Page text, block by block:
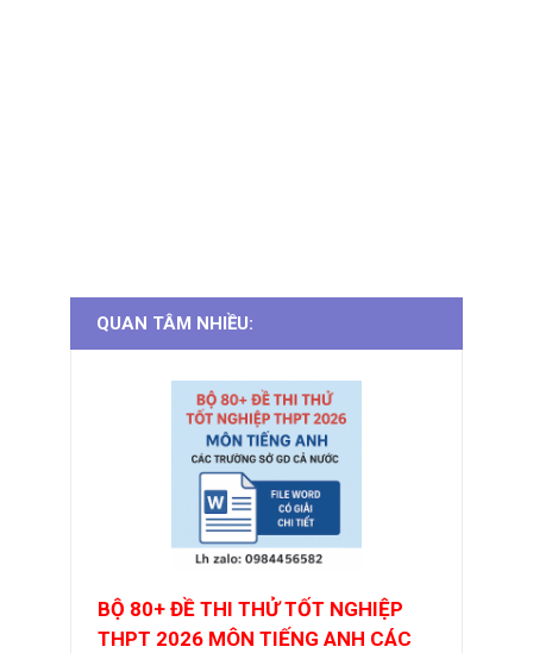
QUAN TÂM NHIỀU:
BỘ 80+ ĐỀ THI THỬ TỐT NGHIỆP
THPT 2026 MÔN TIẾNG ANH CÁC